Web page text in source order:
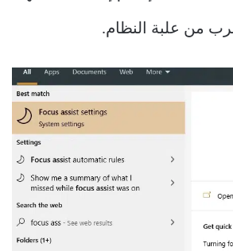
من علبة النظام.